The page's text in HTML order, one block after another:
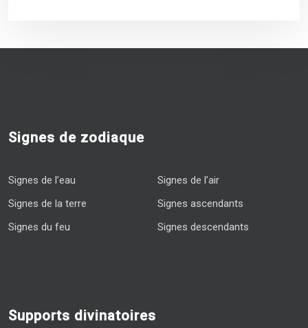
Signes de zodiaque
Signes de l’eau
Signes de la terre
Signes du feu
Signes de l’air
Signes ascendants
Signes descendants
Supports divinatoires